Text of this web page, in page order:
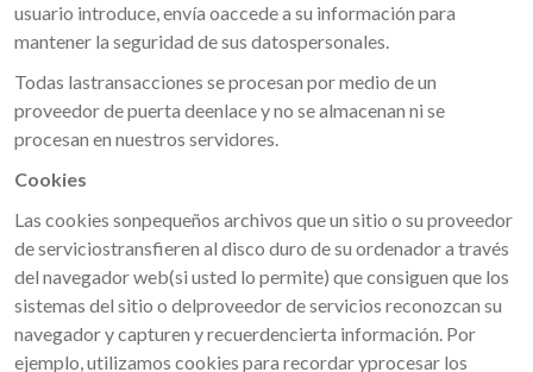
usuario introduce, envía oaccede a su información para
mantener la seguridad de sus datospersonales.
Todas lastransacciones se procesan por medio de un
proveedor de puerta deenlace y no se almacenan ni se
procesan en nuestros servidores.
Cookies
Las cookies sonpequeños archivos que un sitio o su proveedor
de serviciostransfieren al disco duro de su ordenador a través
del navegador web(si usted lo permite) que consiguen que los
sistemas del sitio o delproveedor de servicios reconozcan su
navegador y capturen y recuerdencierta información. Por
ejemplo, utilizamos cookies para recordar yprocesar los